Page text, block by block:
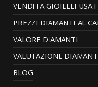
VENDITA GIOIELLI USATI
PREZZI DIAMANTI AL
VALORE DIAMANTI
VALUTAZIONE
BLOG